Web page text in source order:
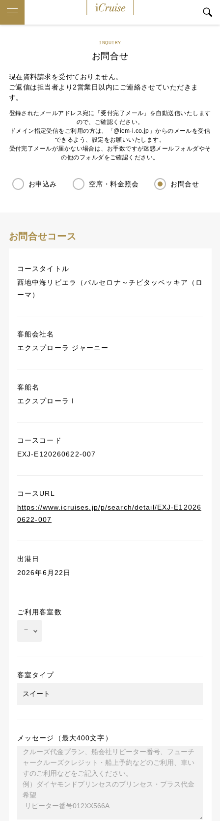
INQUIRY
お問合せ
現在資料請求を受付ておりません。
ご返信は担当者より2営業日以内にご連絡させていただきま
す。
登録されたメールアドレス宛に「受付完了メール」を自動送信いたします
ので、ご確認ください。
ドメイン指定受信をご利用の方は、「@icm-i.co.jp」からのメールを受信
できるよう、設定をお願いいたします。
受付完了メールが届かない場合は、お手数ですが迷惑メールフォルダやそ
の他のフォルダをご確認ください。
お申込み 空席・料金照会 お問合せ
お問合せコース
コースタイトル
西地中海リビエラ（バルセロナ～チビタッベッキア（ロ
ーマ）
客船会社名
エクスプローラ ジャーニー
客船名
エクスプローラ I
コースコード
EXJ-E120260622-007
コースURL
https://www.icruises.jp/p/search/detail/EXJ-E12026
0622-007
出港日
2026年6月22日
ご利用客室数
客室タイプ
メッセージ（最大400文字）